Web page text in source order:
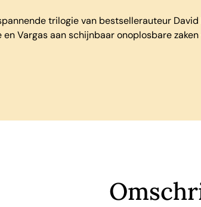
trilogie van bestsellerauteur
en Vargas aan schijnbaar onoplosbare